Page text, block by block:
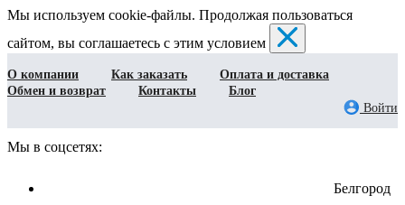
Мы используем cookie-файлы. Продолжая пользоваться
сайтом, вы соглашаетесь с этим условием
О компании Как заказать
Оплата и доставка
Обмен и возврат
Контакты
Блог
Войти
Мы в соцсетях:
Белгород